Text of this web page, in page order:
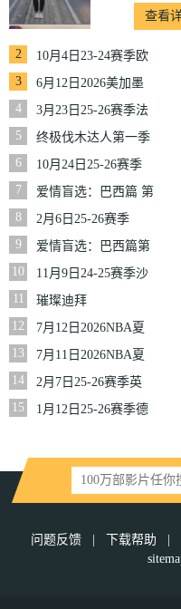
查看
2
10月4日23-24赛季欧
冠小组赛第2轮那不
勒斯VS皇家马德里
3
6月12日2026美加墨
世界杯小组赛韩国VS
捷克
4
3月23日25-26赛季法
甲第27轮雷恩VS梅斯
5
终极伐木达人第一季
6
10月24日25-26赛季
NBA常规赛掘金VS
勇士
7
爱情盲选：巴西篇 第
二季
8
2月6日25-26赛季
NBA常规赛篮网VS
魔术
9
爱情盲选：巴西篇第
二季
10
11月9日24-25赛季沙
联第10轮利雅得体育
VS利雅得胜利
11
璀璨迪拜
12
7月12日2026NBA夏
季联赛尼克斯VS马刺
13
7月11日2026NBA夏
季联赛公牛VS灰熊
14
2月7日25-26赛季英
超第25轮伯恩利VS西
汉姆联
15
1月12日25-26赛季德
问题反馈 下载帮助